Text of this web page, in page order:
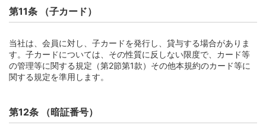
第98条 （カードローンの利息計算方法）
第4節 返済日と返済額等
第100条 （キャッシングサービスの返済額）
第101条 （毎月元金定額返済であるカードローンの返済
第102条 （ボーナス月毎月元金定額加算返済であるカー
ドローンの返済額）
第11条 （子カード）
当社は、会員に対し、子カードを発行し、貸与する場合がありま
す。子カードについては、その性質に反しない限度で、カード等
の管理等に関する規定（第2節第1款）その他本規約のカード等に
関する規定を準用します。
第12条 （暗証番号）